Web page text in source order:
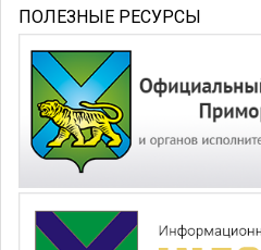
ПОЛЕЗНЫЕ РЕСУРСЫ